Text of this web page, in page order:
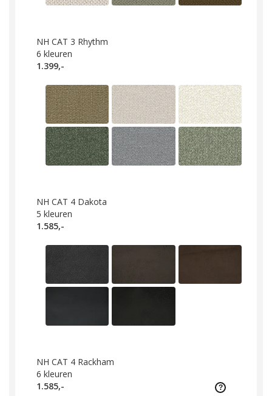
NH CAT 3 Rhythm
6 kleuren
1.399,-
NH CAT 4 Dakota
5 kleuren
1.585,-
NH CAT 4 Rackham
6 kleuren
1.585,-